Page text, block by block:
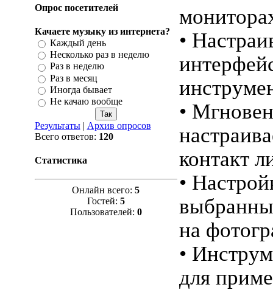
Опрос посетителей
Качаете музыку из интернета?
Каждый день
Несколько раз в неделю
Раз в неделю
Раз в месяц
Иногда бывает
Не качаю вообще
Результаты| Архив опросов
Всего ответов: 120
Статистика
Онлайн всего: 5
Гостей: 5
Пользователей: 0
•
•
контакт
•
на
•
для